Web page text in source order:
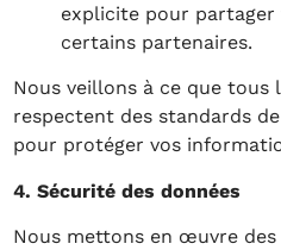
explicite pour partager
certains partenaires.
Nous veillons à ce que tous
respectent des standards
pour protéger vos
4. Sécurité des données
Nous mettons en œuvre